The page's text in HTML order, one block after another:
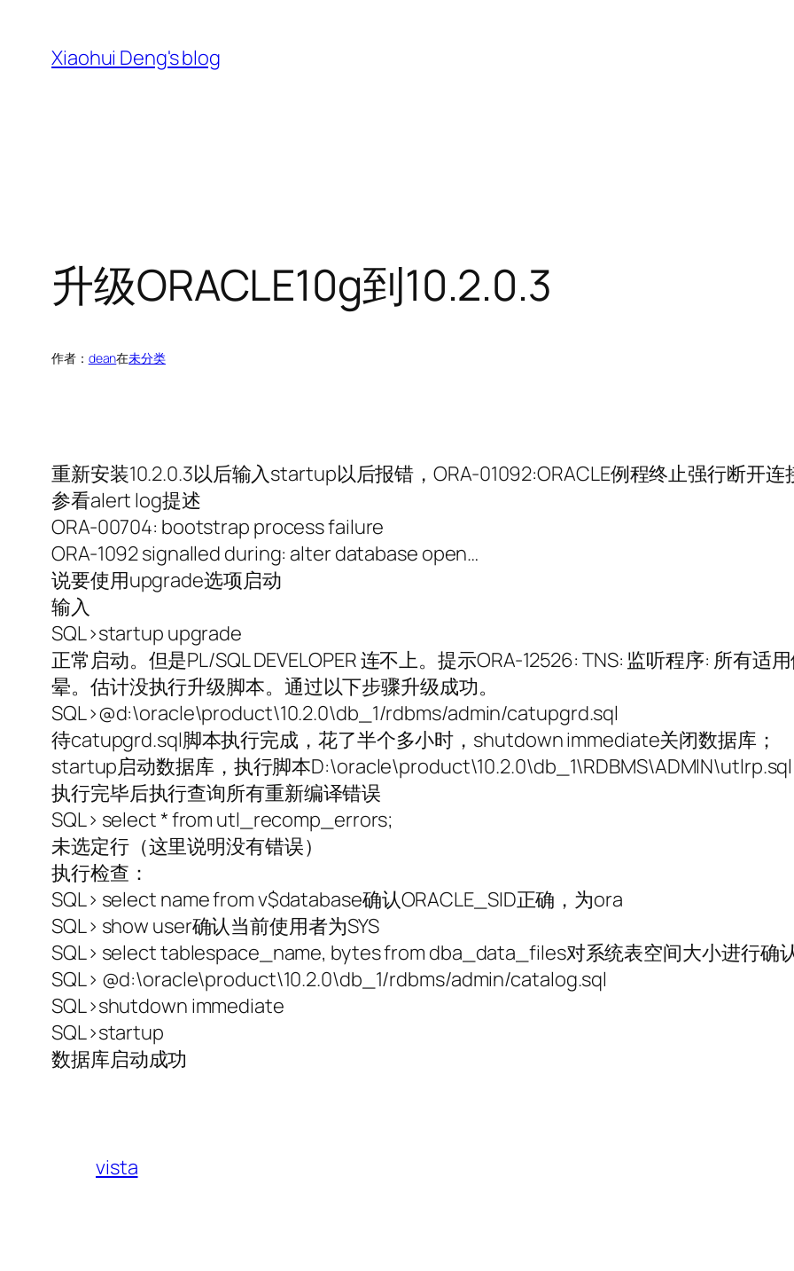
Xiaohui Deng's blog
升级ORACLE10g到10.2.0.3
作者： dean在未分类
重新安装10.2.0.3以后输入startup以后报错，ORA-01092:ORACLE例程终止强行断开连
参看alert log提述
ORA-00704: bootstrap process failure
ORA-1092 signalled during: alter database open…
说要使用upgrade选项启动
输入
SQL>startup upgrade
正常启动。但是PL/SQL DEVELOPER 连不上。提示ORA-12526: TNS: 监听程序: 所有适
晕。估计没执行升级脚本。通过以下步骤升级成功。
SQL>@d:\oracle\product\10.2.0\db_1/rdbms/admin/catupgrd.sql
待catupgrd.sql脚本执行完成，花了半个多小时，shutdown immediate关闭数据库；
startup启动数据库，执行脚本
执行完毕后执行查询所有重新编译错误
SQL> select * from utl_recomp_errors;
未选定行（这里说明没有错误）
执行检查：
SQL> select name from v$database确认ORACLE_SID正确，为ora
SQL> show user确认当前使用者为SYS
SQL> select tablespace_name, bytes from dba_data_files对系统表空间大小进行确
SQL> @d:\oracle\product\10.2.0\db_1/rdbms/admin/catalog.sql
SQL>shutdown immediate
SQL>startup
数据库启动成功
vista